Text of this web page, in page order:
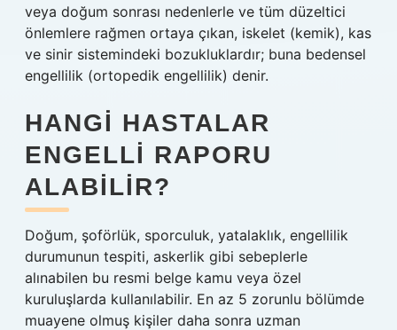
veya doğum sonrası nedenlerle ve tüm düzeltici
önlemlere rağmen ortaya çıkan, iskelet (kemik), kas
ve sinir sistemindeki bozukluklardır; buna bedensel
engellilik (ortopedik engellilik) denir.
HANGI HASTALAR
ENGELLI RAPORU
ALABILIR?
Doğum, şoförlük, sporculuk, yatalaklık, engellilik
durumunun tespiti, askerlik gibi sebeplerle
alınabilen bu resmi belge kamu veya özel
kuruluşlarda kullanılabilir. En az 5 zorunlu bölümde
muayene olmuş kişiler daha sonra uzman